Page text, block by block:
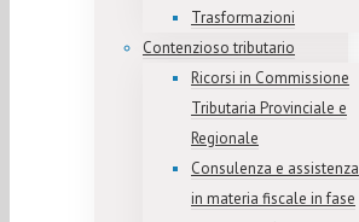
Trasformazioni
Contenzioso tributario
Ricorsi in Commissione
Tributaria Provinciale e
Regionale
Consulenza e assistenza
in materia fiscale in fase